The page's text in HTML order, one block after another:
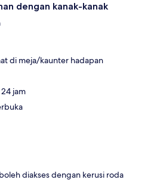
dengan kanak-kanak
di meja/kaunter hadapan
jam
diakses dengan kerusi roda